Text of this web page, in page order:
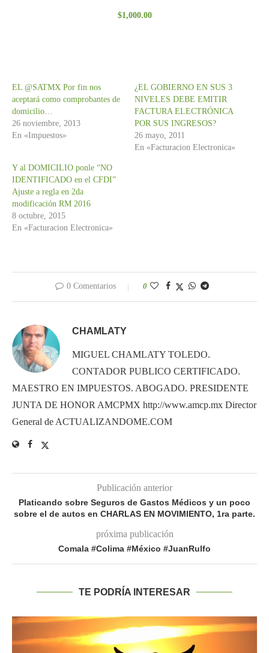
con
$1,000.00
EL @SATMX Por fin nos
aceptará como comprobantes de
domicilio…
26 noviembre, 2013
En «Impuestos»
¿EL GOBIERNO EN SUS 3
NIVELES DEBE EMITIR
FACTURA ELECTRÓNICA
POR SUS INGRESOS?
26 mayo, 2011
En «Facturacion Electronica»
Y al DOMICILIO ponle “NO
IDENTIFICADO en el CFDI”
Ajuste a regla en 2da
modificación RM 2016
8 octubre, 2015
En «Facturacion Electronica»
0 Comentarios 0
CHAMLATY
MIGUEL CHAMLATY TOLEDO.
CONTADOR PUBLICO CERTIFICADO.
MAESTRO EN IMPUESTOS. ABOGADO. PRESIDENTE
JUNTA DE HONOR AMCPMX http://www.amcp.mx Director
General de ACTUALIZANDOME.COM
Publicación anterior
Platicando sobre Seguros de Gastos Médicos y un poco
sobre el de autos en CHARLAS EN MOVIMIENTO, 1ra parte.
próxima publicación
Comala #Colima #México #JuanRulfo
TE PODRÍA INTERESAR